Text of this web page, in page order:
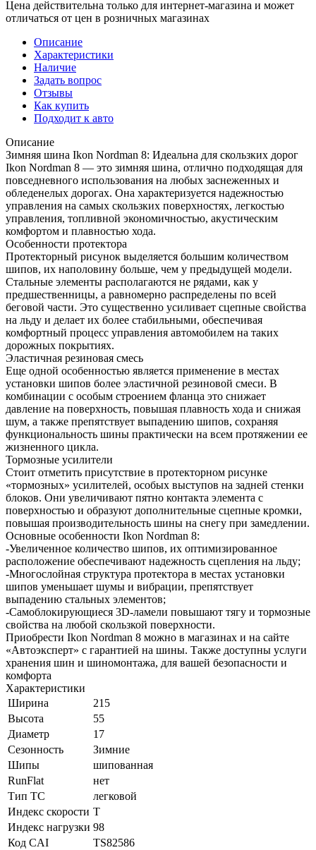
Цена действительна только для интернет-магазина и может
отличаться от цен в розничных магазинах
Описание
Характеристики
Наличие
Задать вопрос
Отзывы
Как купить
Подходит к авто
Описание
Зимняя шина Ikon Nordman 8: Идеальна для скользких дорог
Ikon Nordman 8 — это зимняя шина, отлично подходящая для
повседневного использования на любых заснеженных и
обледенелых дорогах. Она характеризуется надежностью
управления на самых скользких поверхностях, легкостью
управления, топливной экономичностью, акустическим
комфортом и плавностью хода.
Особенности протектора
Протекторный рисунок выделяется большим количеством
шипов, их наполовину больше, чем у предыдущей модели.
Стальные элементы располагаются не рядами, как у
предшественницы, а равномерно распределены по всей
беговой части. Это существенно усиливает сцепные свойства
на льду и делает их более стабильными, обеспечивая
комфортный процесс управления автомобилем на таких
дорожных покрытиях.
Эластичная резиновая смесь
Еще одной особенностью является применение в местах
установки шипов более эластичной резиновой смеси. В
комбинации с особым строением фланца это снижает
давление на поверхность, повышая плавность хода и снижая
шум, а также препятствует выпадению шипов, сохраняя
функциональность шины практически на всем протяжении ее
жизненного цикла.
Тормозные усилители
Стоит отметить присутствие в протекторном рисунке
«тормозных» усилителей, особых выступов на задней стенки
блоков. Они увеличивают пятно контакта элемента с
поверхностью и образуют дополнительные сцепные кромки,
повышая производительность шины на снегу при замедлении.
Основные особенности Ikon Nordman 8:
-Увеличенное количество шипов, их оптимизированное
расположение обеспечивают надежность сцепления на льду;
-Многослойная структура протектора в местах установки
шипов уменьшает шумы и вибрации, препятствует
выпадению стальных элементов;
-Самоблокирующиеся 3D-ламели повышают тягу и тормозные
свойства на любой скользкой поверхности.
Приобрести Ikon Nordman 8 можно в магазинах и на сайте
«Автоэксперт» с гарантией на шины. Также доступны услуги
хранения шин и шиномонтажа, для вашей безопасности и
комфорта
Характеристики
Ширина
215
Высота
55
Диаметр
17
Сезонность
Зимние
Шипы
шипованная
RunFlat
нет
Тип ТС
легковой
Индекс скорости T
Индекс нагрузки 98
Код CAI
TS82586